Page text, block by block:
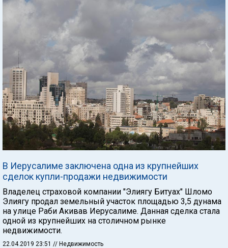
В Иерусалиме заключена одна из крупнейших
сделок купли-продажи недвижимости
Владелец страховой компании "Элиягу Битуах" Шломо
Элиягу продал земельный участок площадью 3,5 дунама
на улице Раби Акивав Иерусалиме. Данная сделка стала
одной из крупнейших на столичном рынке
недвижимости.
22.04.2019 23:51 // Недвижимость